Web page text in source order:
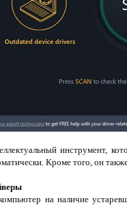
инструмент,
Кроме того, он
на наличие